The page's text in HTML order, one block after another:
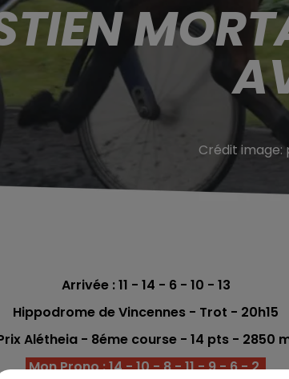
Crédit image:
Arrivée : 11 - 14 - 6 - 10 - 13
Hippodrome de Vincennes - Trot - 20h15
Alétheia - 8éme course - 14 pts - 2850
Mon Prono : 14 - 10 - 8 - 11 - 9 - 6 - 2